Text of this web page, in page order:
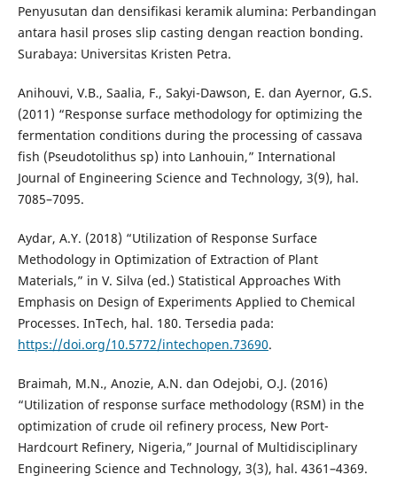
Penyusutan dan densifikasi keramik alumina: Perbandingan
antara hasil proses slip casting dengan reaction bonding.
Surabaya: Universitas Kristen Petra.
Anihouvi, V.B., Saalia, F., Sakyi-Dawson, E. dan Ayernor, G.S.
(2011) “Response surface methodology for optimizing the
fermentation conditions during the processing of cassava
fish (Pseudotolithus sp) into Lanhouin,” International
Journal of Engineering Science and Technology, 3(9), hal.
7085–7095.
Aydar, A.Y. (2018) “Utilization of Response Surface
Methodology in Optimization of Extraction of Plant
Materials,” in V. Silva (ed.) Statistical Approaches With
Emphasis on Design of Experiments Applied to Chemical
Processes. InTech, hal. 180. Tersedia pada:
https://doi.org/10.5772/intechopen.73690.
Braimah, M.N., Anozie, A.N. dan Odejobi, O.J. (2016)
“Utilization of response surface methodology (RSM) in the
optimization of crude oil refinery process, New Port-
Hardcourt Refinery, Nigeria,” Journal of Multidisciplinary
Engineering Science and Technology, 3(3), hal. 4361–4369.